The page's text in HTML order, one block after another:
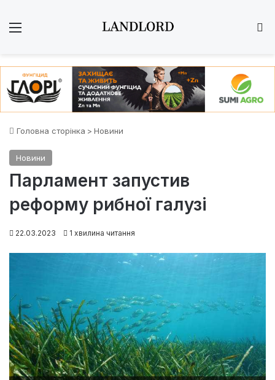
Головна сторінка > Новини
Новини
Парламент запустив
реформу рибної галузі
22.03.2023 1 хвилина читання